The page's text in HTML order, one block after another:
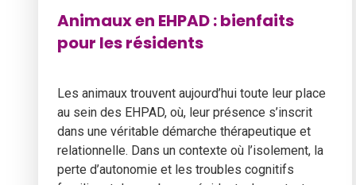
Animaux en EHPAD : bienfaits
pour les résidents
Les animaux trouvent aujourd’hui toute leur place
au sein des EHPAD, où, leur présence s’inscrit
dans une véritable démarche thérapeutique et
relationnelle. Dans un contexte où l’isolement, la
perte d’autonomie et les troubles cognitifs